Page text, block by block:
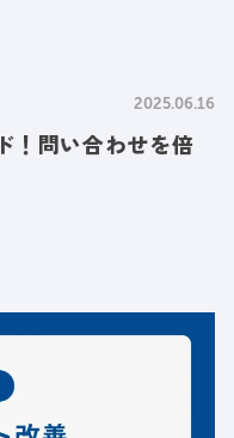
2025.06.16
！問い合わせを倍